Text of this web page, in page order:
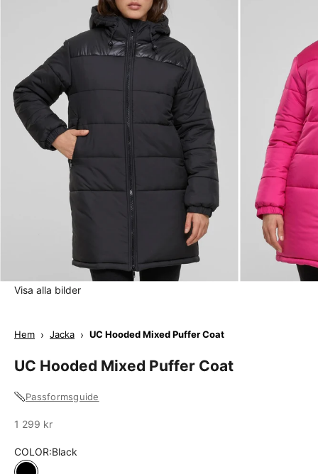
Visa alla bilder
Hem › Jacka › UC Hooded Mixed Puffer Coat
UC Hooded Mixed Puffer Coat
Passformsguide
Sale
1 299 kr
COLOR:Black